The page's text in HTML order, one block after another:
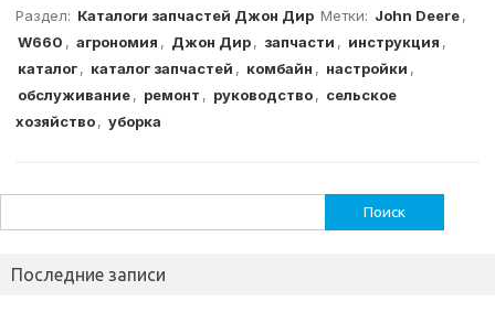
er e
g
ra
m
at
s
A
p
c
e
b
k
ai
l
s
s
e
er
it
te
r
п
р
а
т
ь
Раздел: Каталоги запчастей Джон Дир Метки: John Deere,
W660 , агрономия , Джон Дир, запчасти , инструкция ,
каталог, каталог запчастей , комбайн , настройки ,
обслуживание, ремонт , руководство, сельское
хозяйство, уборка
Последние записи